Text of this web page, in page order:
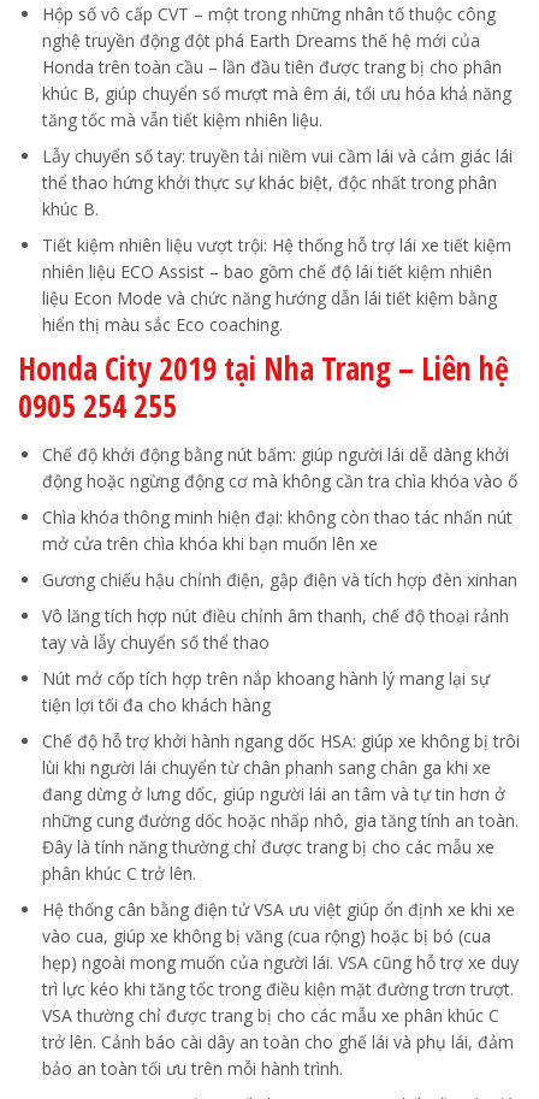
Hộp số vô cấp CVT – một trong những nhân tố thuộc công
nghệ truyền động đột phá Earth Dreams thế hệ mới của
Honda trên toàn cầu – lần đầu tiên được trang bị cho phân
khúc B, giúp chuyển số mượt mà êm ái, tối ưu hóa khả năng
tăng tốc mà vẫn tiết kiệm nhiên liệu.
Lẫy chuyển số tay: truyền tải niềm vui cầm lái và cảm giác lái
thể thao hứng khởi thực sự khác biệt, độc nhất trong phân
khúc B.
Tiết kiệm nhiên liệu vượt trội: Hệ thống hỗ trợ lái xe tiết kiệm
nhiên liệu ECO Assist – bao gồm chế độ lái tiết kiệm nhiên
liệu Econ Mode và chức năng hướng dẫn lái tiết kiệm bằng
hiển thị màu sắc Eco coaching.
Honda City 2019 tại Nha Trang – Liên hệ
0905 254 255
Chế độ khởi động bằng nút bấm: giúp người lái dễ dàng khởi
động hoặc ngừng động cơ mà không cần tra chìa khóa vào ổ
Chìa khóa thông minh hiện đại: không còn thao tác nhấn nút
mở cửa trên chìa khóa khi bạn muốn lên xe
Gương chiếu hậu chỉnh điện, gập điện và tích hợp đèn xinhan
Vô lăng tích hợp nút điều chỉnh âm thanh, chế độ thoại rảnh
tay và lẫy chuyển số thể thao
Nút mở cốp tích hợp trên nắp khoang hành lý mang lại sự
tiện lợi tối đa cho khách hàng
Chế độ hỗ trợ khởi hành ngang dốc HSA: giúp xe không bị trôi
lùi khi người lái chuyển từ chân phanh sang chân ga khi xe
đang dừng ở lưng dốc, giúp người lái an tâm và tự tin hơn ở
những cung đường dốc hoặc nhấp nhô, gia tăng tính an toàn.
Đây là tính năng thường chỉ được trang bị cho các mẫu xe
phân khúc C trở lên.
Hệ thống cân bằng điện tử VSA ưu việt giúp ổn định xe khi xe
vào cua, giúp xe không bị văng (cua rộng) hoặc bị bó (cua
hẹp) ngoài mong muốn của người lái. VSA cũng hỗ trợ xe duy
trì lực kéo khi tăng tốc trong điều kiện mặt đường trơn trượt.
VSA thường chỉ được trang bị cho các mẫu xe phân khúc C
trở lên. Cảnh báo cài dây an toàn cho ghế lái và phụ lái, đảm
bảo an toàn tối ưu trên mỗi hành trình.